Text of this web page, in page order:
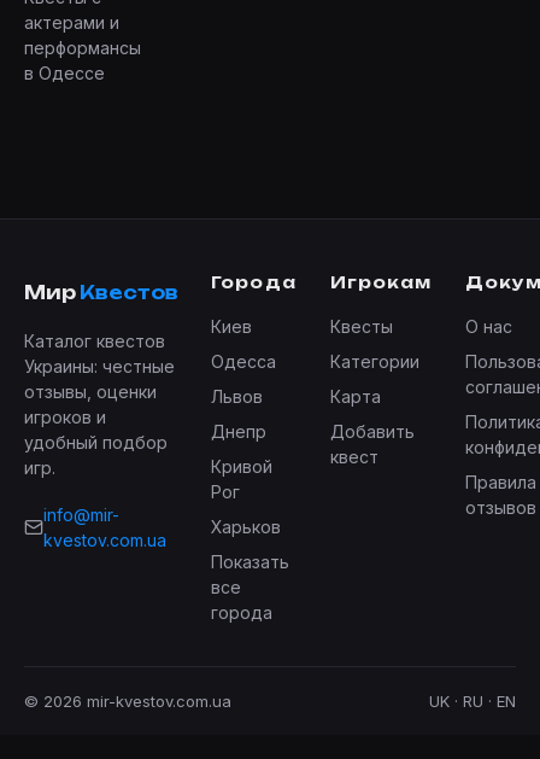
актерами и
перформансы
в Одессе
Мир Квестов
Каталог квестов
Украины: честные
отзывы, оценки
игроков и
удобный подбор
игр.
info@mir-
kvestov.com.ua
Города
Киев
Одесса
Львов
Днепр
Кривой
Рог
Харьков
Показать
все
города
Игрокам
Квесты
Категории
Карта
Добавить
квест
О нас
отзывов
© 2026 mir-kvestov.com.ua UK · RU · EN